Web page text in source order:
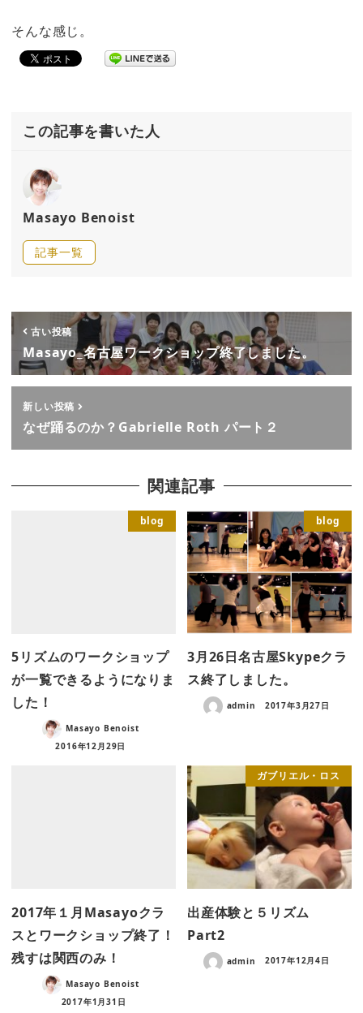
そんな感じ。
この記事を書いた人
Masayo Benoist
記事一覧
古い投稿
Masayo_名古屋ワークショップ終了しました。
新しい投稿
なぜ踊るのか？Gabrielle Roth パート２
関連記事
blog
5リズムのワークショップ
が一覧できるようになりま
した！
Masayo Benoist
2016年12月29日
blog
3月26日名古屋Skypeクラ
ス終了しました。
admin 2017年3月27日
2017年１月Masayoクラ
スとワークショップ終了！
残すは関西のみ！
Masayo Benoist
2017年1月31日
ガブリエル・ロス
出産体験と５リズム
Part2
admin 2017年12月4日